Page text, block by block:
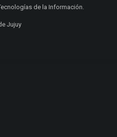
de la Información.
Jujuy